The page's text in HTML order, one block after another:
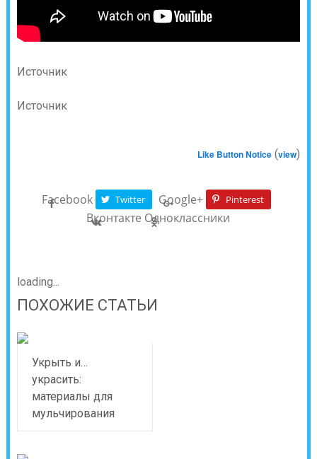
Источник
Источник
Like Button Notice (view)
Facebook Twitter Google+ Pinterest
Вконтакте Одноклассники
loading...
ПОХОЖИЕ СТАТЬИ
Укрыть и…
украсить:
материалы для
мульчирования